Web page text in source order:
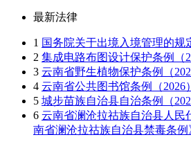
最新法律
1 国务院关于出境入境管理的规
2 集成电路布图设计保护条例（
3 云南省野生植物保护条例（
4 云南省公共图书馆条例（2026）
5 城步苗族自治县自治条例（
6 云南省澜沧拉祜族自治县人民
南省澜沧拉祜族自治县禁毒条例